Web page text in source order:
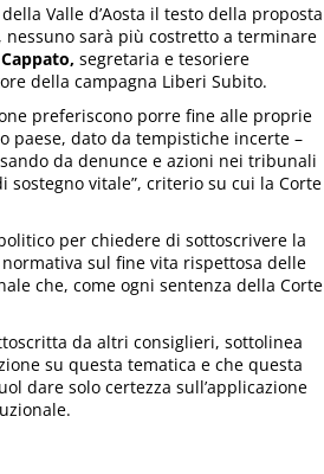
Valle d’Aosta il testo della proposta
sarà più costretto a terminare
segretaria e tesoriere
della campagna Liberi Subito.
preferiscono porre fine alle proprie
paese, dato da tempistiche incerte –
da denunce e azioni nei tribunali
vitale”, criterio su cui la Corte
per chiedere di sottoscrivere la
sul fine vita rispettosa delle
che, come ogni sentenza della Corte
da altri consiglieri, sottolinea
su questa tematica e che questa
dare solo certezza sull’applicazione